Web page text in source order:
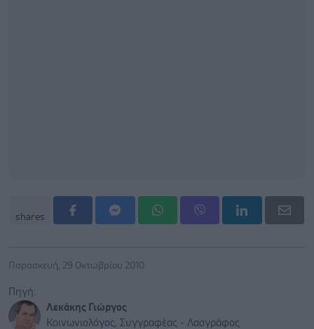
shares
Παρασκευή, 29 Οκτωβρίου 2010
Πηγή:
Λεκάκης Γιώργος
Κοινωνιολόγος, Συγγραφέας - Λαογράφος